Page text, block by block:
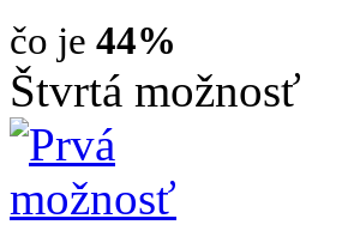
čo je 44%
Štvrtá možnosť